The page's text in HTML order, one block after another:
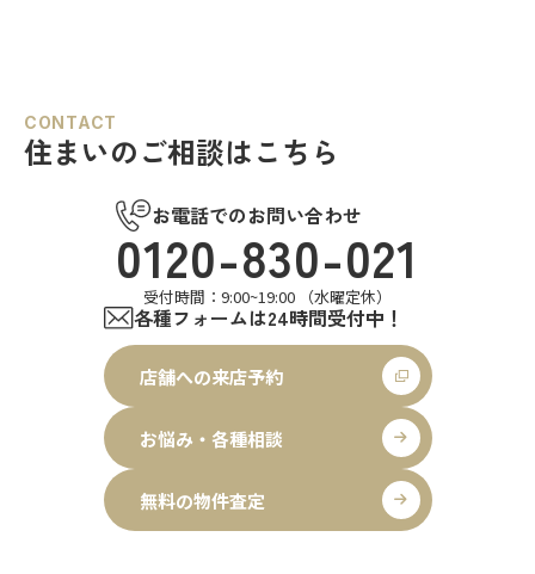
CONTACT
住まいのご相談はこちら
お電話でのお問い合わせ
0120-830-021
受付時間：9:00~19:00 （水曜定休）
各種フォームは24時間受付中！
店舗への来店予約
お悩み・各種相談
無料の物件査定